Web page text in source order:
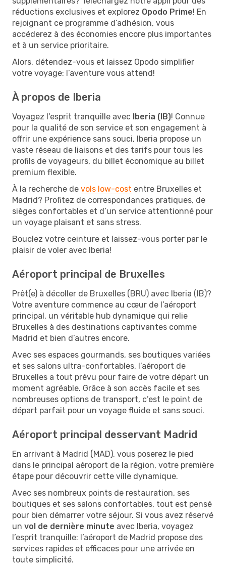
réductions exclusives et explorez Opodo Prime! En
rejoignant ce programme d’adhésion, vous
accéderez à des économies encore plus importantes
et à un service prioritaire.
Alors, détendez-vous et laissez Opodo simplifier
votre voyage: l’aventure vous attend!
À propos de Iberia
Voyagez l'esprit tranquille avec Iberia (IB)! Connue
pour la qualité de son service et son engagement à
offrir une expérience sans souci, Iberia propose un
vaste réseau de liaisons et des tarifs pour tous les
profils de voyageurs, du billet économique au billet
premium flexible.
À la recherche de vols low-cost entre Bruxelles et
Madrid? Profitez de correspondances pratiques, de
sièges confortables et d’un service attentionné pour
un voyage plaisant et sans stress.
Bouclez votre ceinture et laissez-vous porter par le
plaisir de voler avec Iberia!
Aéroport principal de Bruxelles
Prêt(e) à décoller de Bruxelles (BRU) avec Iberia (IB)?
Votre aventure commence au cœur de l’aéroport
principal, un véritable hub dynamique qui relie
Bruxelles à des destinations captivantes comme
Madrid et bien d’autres encore.
Avec ses espaces gourmands, ses boutiques variées
et ses salons ultra-confortables, l’aéroport de
Bruxelles a tout prévu pour faire de votre départ un
moment agréable. Grâce à son accès facile et ses
nombreuses options de transport, c’est le point de
départ parfait pour un voyage fluide et sans souci.
Aéroport principal desservant Madrid
En arrivant à Madrid (MAD), vous poserez le pied
dans le principal aéroport de la région, votre première
étape pour découvrir cette ville dynamique.
Avec ses nombreux points de restauration, ses
boutiques et ses salons confortables, tout est pensé
pour bien démarrer votre séjour. Si vous avez réservé
un vol de dernière minute avec Iberia, voyagez
l’esprit tranquille: l’aéroport de Madrid propose des
services rapides et efficaces pour une arrivée en
toute simplicité.